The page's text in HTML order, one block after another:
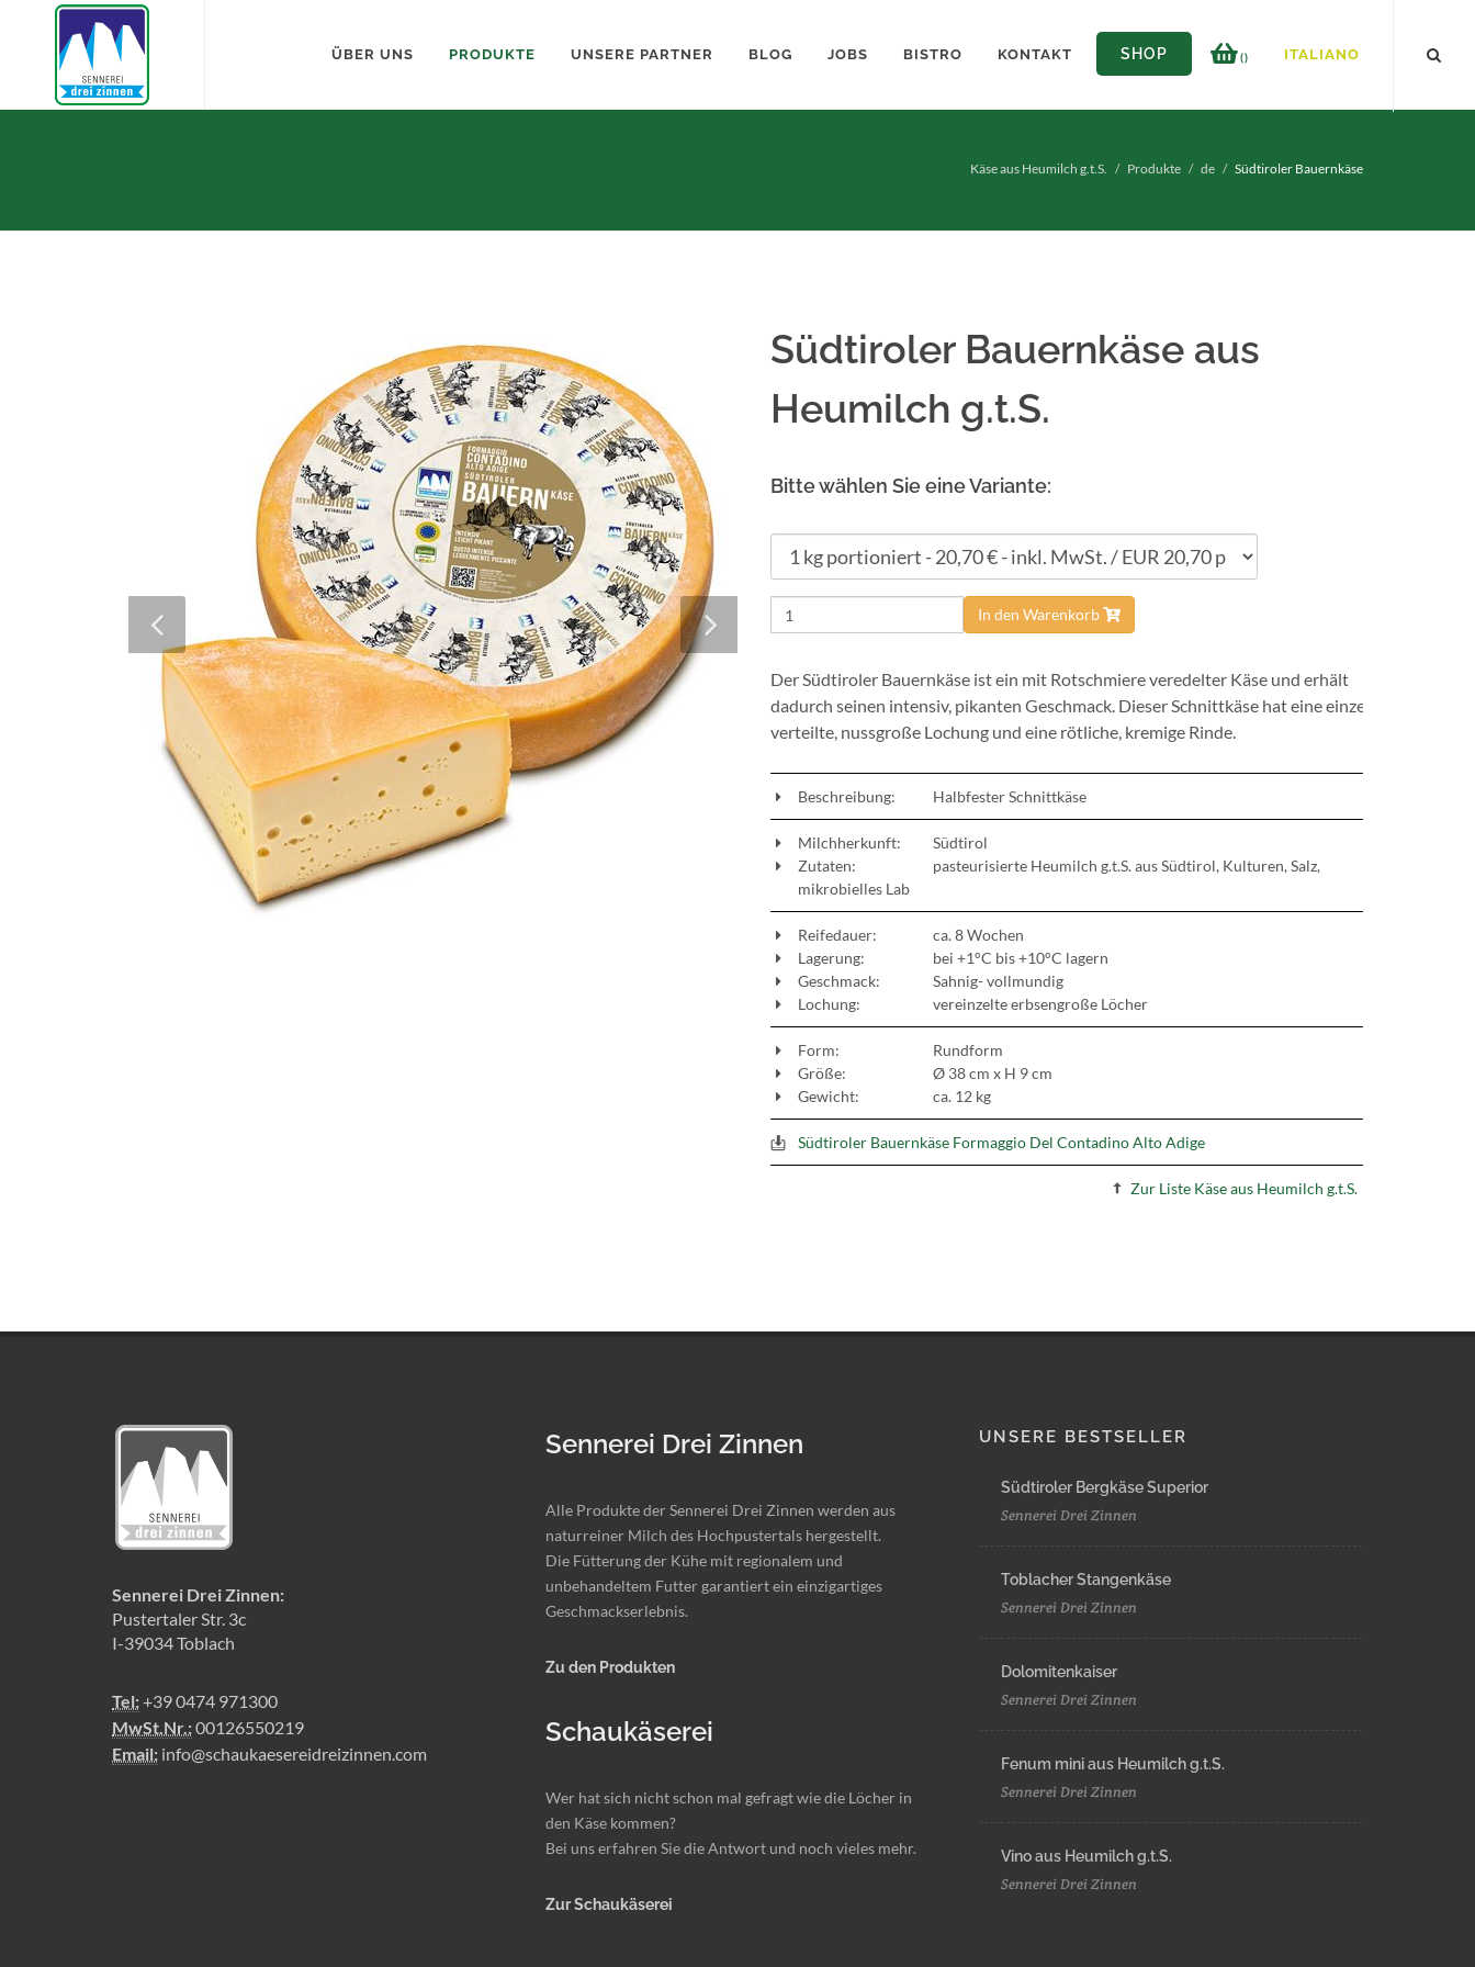
ÜBER UNS PRODUKTE UNSERE PARTNER BLOG JOBS BISTRO KONTAKT SHOP () ITALIANO
Käse aus Heumilch g.t.S. Produkte de Südtiroler Bauernkäse
Südtiroler Bauernkäse aus
Heumilch g.t.S.
Bitte wählen Sie eine Variante:
In den Warenkorb
Der Südtiroler Bauernkäse ist ein mit Rotschmiere veredelter Käse und erhält
dadurch seinen intensiv, pikanten Geschmack. Dieser Schnittkäse hat eine einzeln
verteilte, nussgroße Lochung und eine rötliche, kremige Rinde.
Beschreibung: Halbfester Schnittkäse
Milchherkunft:
Südtirol
Zutaten:
pasteurisierte Heumilch g.t.S. aus Südtirol, Kulturen, Salz,
mikrobielles Lab
Reifedauer:
ca. 8 Wochen
Lagerung:
bei +1°C bis +10°C lagern
Geschmack:
Sahnig- vollmundig
Lochung:
vereinzelte erbsengroße Löcher
Form:
Rundform
Größe:
Ø 38 cm x H 9 cm
Gewicht:
ca. 12 kg
Südtiroler Bauernkäse Formaggio Del Contadino Alto Adige
Zur Liste Käse aus Heumilch g.t.S.
Sennerei Drei Zinnen:
Pustertaler Str. 3c
I-39034 Toblach
Tel:+39 0474 971300
MwSt.Nr.:00126550219
Email: info@schaukaesereidreizinnen.com
Sennerei Drei Zinnen
Alle Produkte der Sennerei Drei Zinnen werden aus
naturreiner Milch des Hochpustertals hergestellt.
Die Fütterung der Kühe mit regionalem und
unbehandeltem Futter garantiert ein einzigartiges
Geschmackserlebnis.
Zu den Produkten
Schaukäserei
Wer hat sich nicht schon mal gefragt wie die Löcher in
den Käse kommen?
Bei uns erfahren Sie die Antwort und noch vieles mehr.
Zur Schaukäserei
UNSERE BESTSELLER
Südtiroler Bergkäse Superior
Sennerei Drei Zinnen
Toblacher Stangenkäse
Sennerei Drei Zinnen
Dolomitenkaiser
Sennerei Drei Zinnen
Fenum mini aus Heumilch g.t.S.
Sennerei Drei Zinnen
Vino aus Heumilch g.t.S.
Sennerei Drei Zinnen